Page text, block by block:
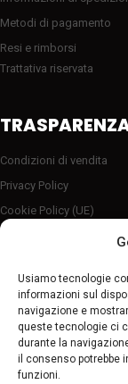
Usiamo tecnologie
informazioni sul
navigazione e
queste tecnologie ci
durante la
il consenso potrebbe
funzioni.
Metodi di pagamento
Resi e rimborsi
Trattativa riservata
Condizioni di vendita
Privacy Policy
Cookie Policy (UE)
Server sicuro HTTP2/SSL
Follow Us
Pagamenti